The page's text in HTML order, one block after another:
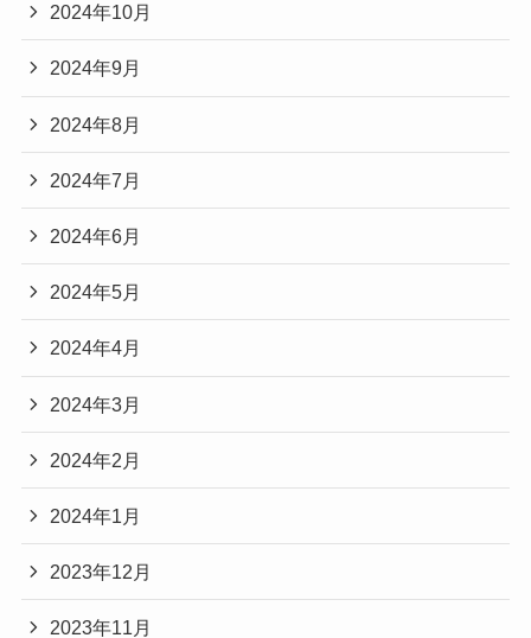
2024年10月
2024年9月
2024年8月
2024年7月
2024年6月
2024年5月
2024年4月
2024年3月
2024年2月
2024年1月
2023年12月
2023年11月